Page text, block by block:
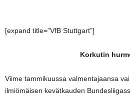
[expand title=”VfB Stuttgart”]
Korkutin
Viime tammikuussa valmentajaansa
ilmiömäisen kevätkauden